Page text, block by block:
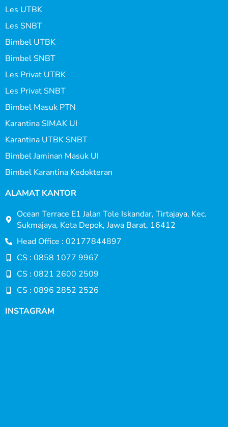
Les UTBK
Les SNBT
Bimbel UTBK
Bimbel SNBT
Les Privat UTBK
Les Privat SNBT
Bimbel Masuk PTN
Karantina SIMAK UI
Karantina UTBK SNBT
Bimbel Jaminan Masuk UI
Bimbel Karantina Kedokteran
ALAMAT KANTOR
Ocean Terrace E1 Jalan Tole Iskandar, Tirtajaya, Kec.
Sukmajaya, Kota Depok, Jawa Barat, 16412
Head Office : 02177844897
CS : 0858 1077 9967
CS : 0821 2600 2509
CS : 0896 2852 2526
INSTAGRAM